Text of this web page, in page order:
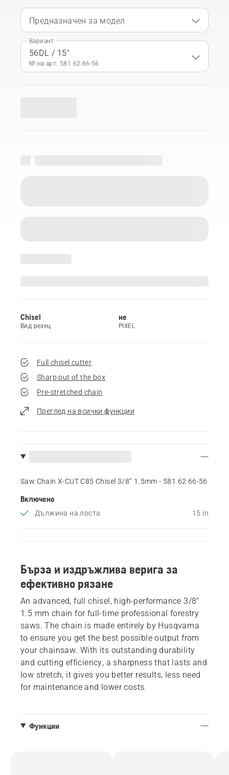
Предназначен за модел
Вариант
56DL / 15"
№ на арт. 581 62 66‑56
Chisel
Вид резец
не
PIXEL
Full chisel cutter
Sharp out of the box
Pre-stretched chain
Преглед на всички функции
Saw Chain X-CUT C85 Chisel 3/8” 1.5mm - 581 62 66‑56
Включено
Дължина на лоста 15 in
Бърза и издръжлива верига за
ефективно рязане
An advanced, full chisel, high-performance 3/8"
1.5 mm chain for full-time professional forestry
saws. The chain is made entirely by Husqvarna
to ensure you get the best possible output from
your chainsaw. With its outstanding durability
and cutting efficiency, a sharpness that lasts and
low stretch, it gives you better results, less need
for maintenance and lower costs.
Функции